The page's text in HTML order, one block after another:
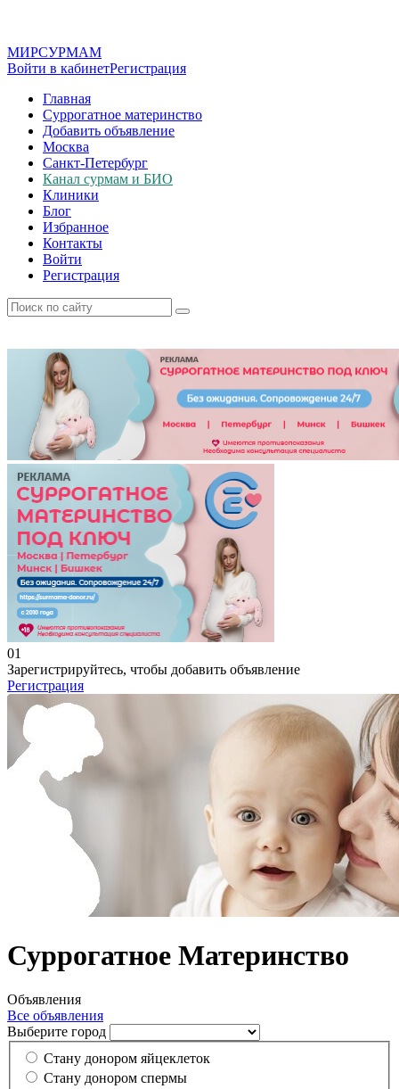
МИРСУРМАМ
Войти в кабинетРегистрация
Главная
Суррогатное материнство
Добавить объявление
Москва
Санкт-Петербург
Канал сурмам и БИО
Клиники
Блог
Избранное
Контакты
Войти
Регистрация
01
Зарегистрируйтесь, чтобы добавить объявление
Регистрация
Суррогатное Материнство
Объявления
Все объявления
Выберите город
Стану донором яйцеклеток
Стану донором спермы